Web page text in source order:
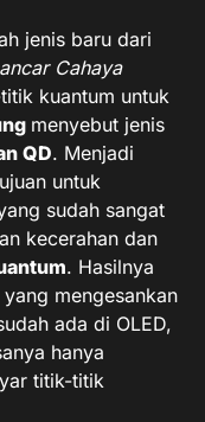
jenis baru dari
Cahaya
kuantum untuk
menyebut jenis
QD. Menjadi
untuk
sudah sangat
kecerahan dan
. Hasilnya
mengesankan
ada di OLED,
hanya
titik-titik